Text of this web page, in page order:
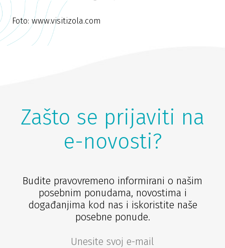
Foto: www.visitizola.com
Zašto se prijaviti na
e-novosti?
Budite pravovremeno informirani o našim
posebnim ponudama, novostima i
događanjima kod nas i iskoristite naše
posebne ponude.